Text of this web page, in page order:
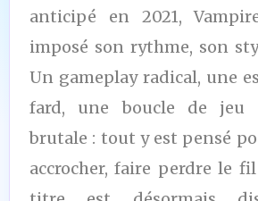
anticipé en 2021,
imposé son rythme, son
Un gameplay radical, une
fard, une boucle de jeu
brutale : tout y est pensé
accrocher, faire perdre le